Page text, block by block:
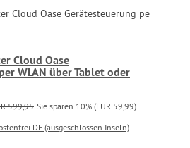
Cloud Oase
WLAN über Tablet oder
599,95 Sie sparen 10% (EUR 59,99)
DE (ausgeschlossen Inseln)